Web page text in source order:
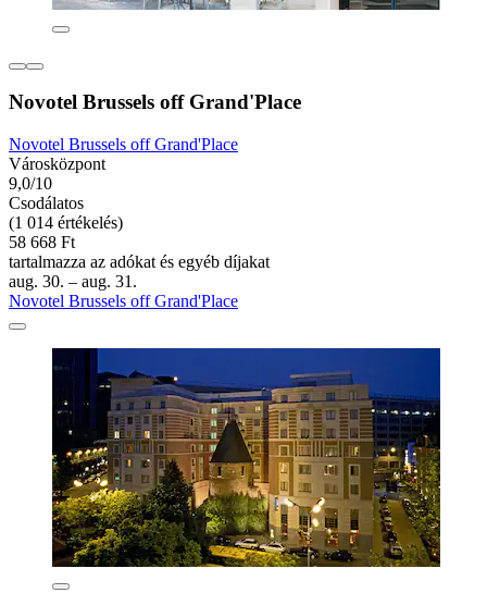
Novotel Brussels off Grand'Place
Novotel Brussels off Grand'Place
Városközpont
9,0/10
Csodálatos
(1 014 értékelés)
58 668 Ft
tartalmazza az adókat és egyéb díjakat
aug. 30. – aug. 31.
Novotel Brussels off Grand'Place